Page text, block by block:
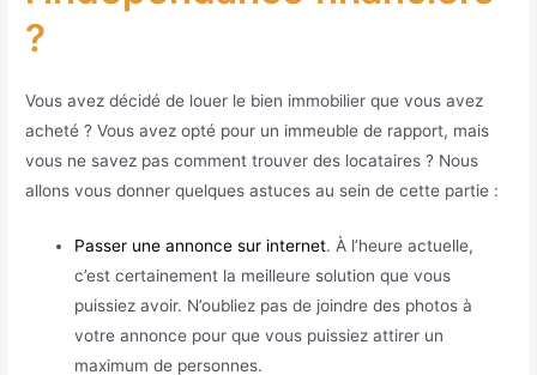
?
Vous avez décidé de louer le bien immobilier que vous avez
acheté ? Vous avez opté pour un immeuble de rapport, mais
vous ne savez pas comment trouver des locataires ? Nous
allons vous donner quelques astuces au sein de cette partie :
Passer une annonce sur internet. À l’heure actuelle,
c’est certainement la meilleure solution que vous
puissiez avoir. N’oubliez pas de joindre des photos à
votre annonce pour que vous puissiez attirer un
maximum de personnes.